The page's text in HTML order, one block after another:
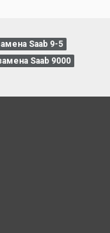
Saab 9-5
Saab 9000